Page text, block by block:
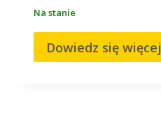
Na stanie
Dowiedz się więcej